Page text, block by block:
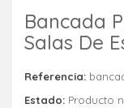
Bancada
Salas De
Referencia:
Estado: Producto